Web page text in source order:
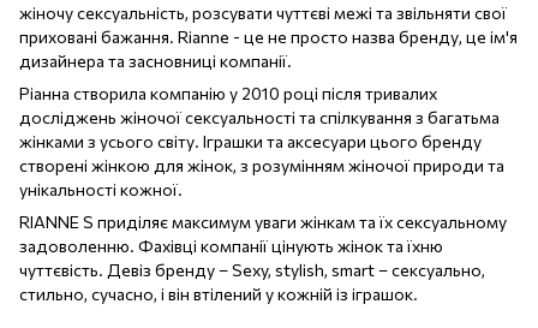
жіночу сексуальність, розсувати чуттєві межі та звільняти свої
приховані бажання. Rianne - це не просто назва бренду, це ім'я
дизайнера та засновниці компанії.
Ріанна створила компанію у 2010 році після тривалих
досліджень жіночої сексуальності та спілкування з багатьма
жінками з усього світу. Іграшки та аксесуари цього бренду
створені жінкою для жінок, з розумінням жіночої природи та
унікальності кожної.
RIANNE S приділяє максимум уваги жінкам та їх сексуальному
задоволенню. Фахівці компанії цінують жінок та їхню
чуттєвість. Девіз бренду – Sexy, stylish, smart – сексуально,
стильно, сучасно, і він втілений у кожній із іграшок.